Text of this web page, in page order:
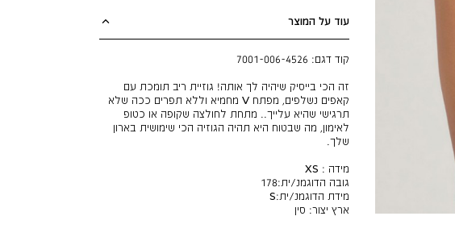
עוד על המוצר
קוד דגם: 7001-006-4526
זה הכי בייסיק שיהיה לך אותה! גוזיית ריב תומכת עם
קאפים נשלפים, מפתח V מחמיא וללא תפרים ככה שלא
תרגישי שהיא עלייך.. מתחת לחולצה שקופה או כטופ
לאימון, מה שבטוח היא תהיה הגוזיה הכי שימושית בארון
שלך.
מידה : XS
178גובה הדוגמנ/ית:
Sמידת הדוגמנ/ית:
ארץ יצור: סין